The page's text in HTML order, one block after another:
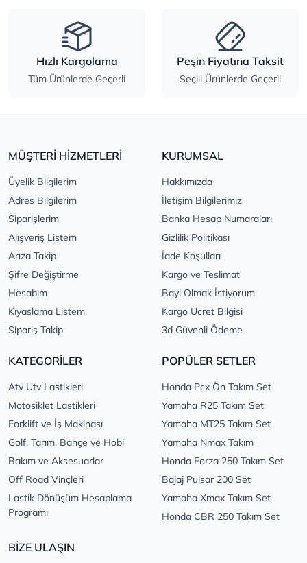
Hızlı Kargolama
Tüm Ürünlerde Geçerli
Peşin Fiyatına Taksit
Seçili Ürünlerde Geçerli
MÜŞTERİ HİZMETLERİ
Üyelik Bilgilerim
Adres Bilgilerim
Siparişlerim
Alışveriş Listem
Arıza Takip
Şifre Değiştirme
Hesabım
Kıyaslama Listem
Sipariş Takip
KURUMSAL
Hakkımızda
İletişim Bilgilerimiz
Banka Hesap Numaraları
Gizlilik Politikası
İade Koşulları
Kargo ve Teslimat
Bayi Olmak İstiyorum
Kargo Ücret Bilgisi
3d Güvenli Ödeme
KATEGORİLER
Atv Utv Lastikleri
Motosiklet Lastikleri
Forklift ve İş Makinası
Golf, Tarım, Bahçe ve Hobi
Bakım ve Aksesuarlar
Off Road Vinçleri
Lastik Dönüşüm Hesaplama
Programı
POPÜLER SETLER
Honda Pcx Ön Takım Set
Yamaha R25 Takım Set
Yamaha MT25 Takım Set
Yamaha Nmax Takım
Honda Forza 250 Takım Set
Bajaj Pulsar 200 Set
Yamaha Xmax Takım Set
Honda CBR 250 Takım Set
BİZE ULAŞIN